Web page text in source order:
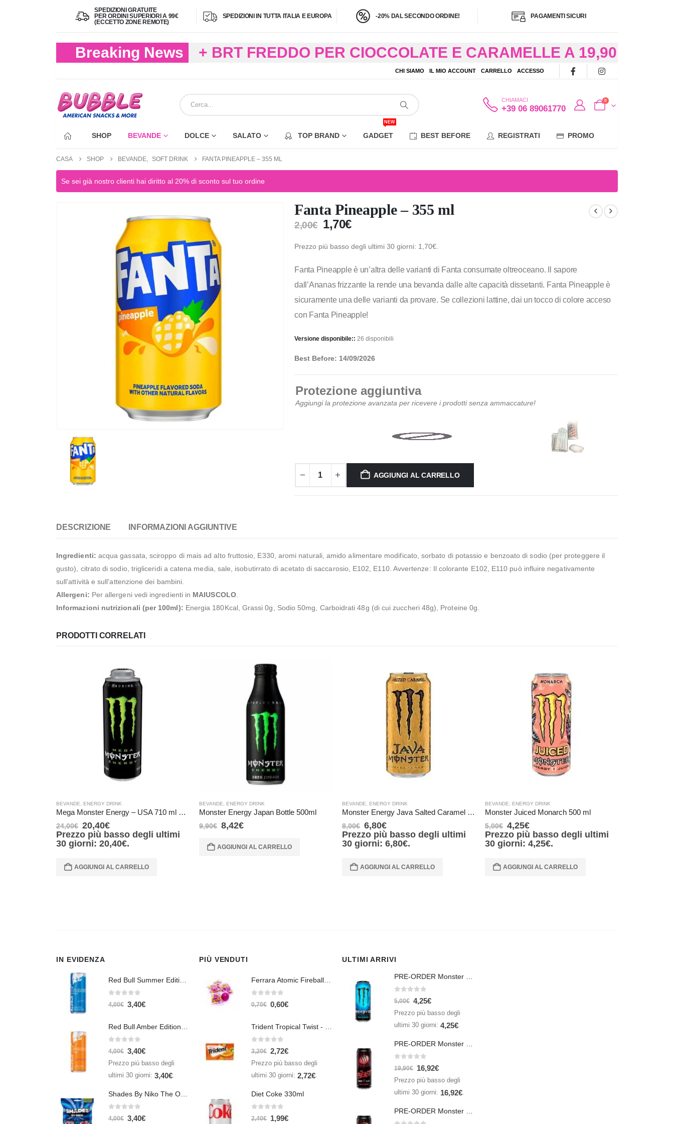
SPEDIZIONI GRATUITE
PER ORDINI SUPERIORI A 99€
(ECCETTO ZONE REMOTE)
SPEDIZIONI IN TUTTA ITALIA E EUROPA -20% DAL SECONDO ORDINE! PAGAMENTI SICURI
Breaking News
+ BRT FREDDO PER CIOCCOLATE E CARAMELLE A 19,90
(FINO A 4,9 KG) – CONSEGNA IN 24/48 ORE AD
ECCEZIONE DI ALCUNE AREE REMOTE
CHI SIAMO IL MIO ACCOUNT CARRELLO ACCESSO
CHIAMACI
+39 06 89061770
0
SHOP BEVANDE DOLCE SALATO TOP BRAND GADGET
NEW
BEST BEFORE REGISTRATI PROMO
CASA SHOP BEVANDE SOFT DRINK FANTA PINEAPPLE – 355 ML
Se sei già nostro clienti hai diritto al 20% di sconto sul tuo ordine
Fanta Pineapple – 355 ml
2,00€ 1,70€
Prezzo più basso degli ultimi 30 giorni: 1,70€.
Fanta Pineapple è un’altra delle varianti di Fanta consumate oltreoceano. Il sapore
dall’Ananas frizzante la rende una bevanda dalle alte capacità dissetanti. Fanta Pineapple è
sicuramente una delle varianti da provare. Se collezioni lattine, dai un tocco di colore acceso
con Fanta Pineapple!
Versione disponibile:: 26 disponibili
Best Before: 14/09/2026
Protezione aggiuntiva
Aggiungi la protezione avanzata per ricevere i prodotti senza ammaccature!
AGGIUNGI AL CARRELLO
DESCRIZIONE INFORMAZIONI AGGIUNTIVE
Ingredienti: acqua gassata, sciroppo di mais ad alto fruttosio, E330, aromi naturali, amido alimentare modificato, sorbato di potassio e benzoato di sodio (per proteggere il
gusto), citrato di sodio, trigliceridi a catena media, sale, isobutirrato di acetato di saccarosio, E102, E110. Avvertenze: Il colorante E102, E110 può influire negativamente
sull’attività e sull’attenzione dei bambini.
Allergeni: Per allergeni vedi ingredienti in MAIUSCOLO.
Informazioni nutrizionali (per 100ml): Energia 180Kcal, Grassi 0g, Sodio 50mg, Carboidrati 48g (di cui zuccheri 48g), Proteine 0g.
PRODOTTI CORRELATI
BEVANDE ENERGY DRINK
Mega Monster Energy – USA 710 ml DENTS (Dents – Ammaccature)
24,00€ 20,40€
Prezzo più basso degli ultimi
30 giorni: 20,40€.
AGGIUNGI AL CARRELLO
BEVANDE ENERGY DRINK
Monster Energy Japan Bottle 500ml
9,90€ 8,42€
AGGIUNGI AL CARRELLO
BEVANDE ENERGY DRINK
Monster Energy Java Salted Caramel (TAB black) – 443 ml
8,00€ 6,80€
Prezzo più basso degli ultimi
30 giorni: 6,80€.
AGGIUNGI AL CARRELLO
BEVANDE ENERGY DRINK
Monster Juiced Monarch 500 ml
5,00€ 4,25€
Prezzo più basso degli ultimi
30 giorni: 4,25€.
AGGIUNGI AL CARRELLO
IN EVIDENZA
Su 5
4,00€ 3,40€
Su 5
4,00€ 3,40€
Prezzo più basso degli
ultimi 30 giorni: 3,40€.
Su 5
4,00€ 3,40€
PIÙ VENDUTI
Su 5
0,70€ 0,60€
Su 5
3,20€ 2,72€
Prezzo più basso degli
ultimi 30 giorni: 2,72€.
Diet Coke 330ml
Su 5
2,40€ 1,99€
ULTIMI ARRIVI
Su 5
5,00€ 4,25€
Prezzo più basso degli
ultimi 30 giorni: 4,25€.
19,90€ 16,92€
Prezzo più basso degli
ultimi 30 giorni: 16,92€.
PRE-ORDER Monster The Beast Perfect Peach 355 ml IN ARRIVO ENTRO IL 21 SETTEMBRE